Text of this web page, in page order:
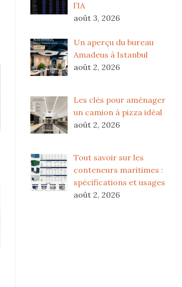
l’IA
août 3, 2026
Un aperçu du bureau
Amadeus à Istanbul
août 2, 2026
Les clés pour aménager
un camion à pizza idéal
août 2, 2026
Tout savoir sur les
conteneurs maritimes :
spécifications et usages
août 2, 2026